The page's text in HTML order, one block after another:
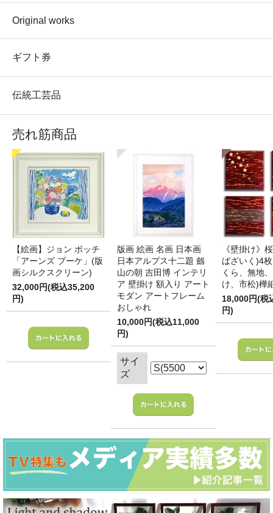
Original works
ギフト券
伝統工芸品
売れ筋商品
【絵画】ジョン ボッチ
「アーンズ ブーケ」(版
画シルクスクリーン)
32,000円(税込35,200
円)
版画 絵画 名画 日本画
日本アルプス十二題 劔
山の朝 吉田博 インテリ
ア 壁掛け 額入り アート
モダン アートフレーム
おしゃれ
10,000円(税込11,000
円)
サイ
ズ
《壁掛け》
ばざいく)4
くら、無地
け、市松)樺
18,000円(税
円)